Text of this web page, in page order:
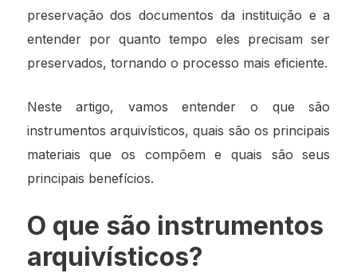
preservação dos documentos da instituição e a
entender por quanto tempo eles precisam ser
preservados, tornando o processo mais eficiente.
Neste artigo, vamos entender o que são
instrumentos arquivísticos, quais são os principais
materiais que os compõem e quais são seus
principais benefícios.
O que são instrumentos
arquivísticos?